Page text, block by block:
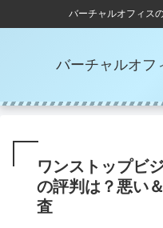
バーチャルオフィス
バーチャルオフ
ワンストップビ
の評判は？悪い
査